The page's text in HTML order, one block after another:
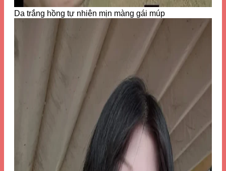
Da trắng hồng tự nhiên mịn màng gái múp